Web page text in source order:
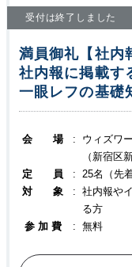
受付は終了しました
満員御礼【社内
社内報に掲載す
一眼レフの基礎
会 場 :
ウィズワ
（新宿区
定 員
: 25名（先
対 象
: 社内報や
る方
参 加 費
: 無料